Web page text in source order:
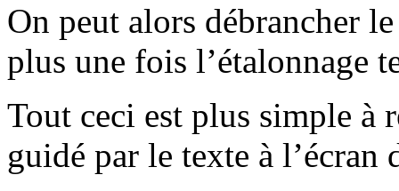
On peut alors débrancher
plus une fois l’étalonnage
Tout ceci est plus simple à
guidé par le texte à l’écran